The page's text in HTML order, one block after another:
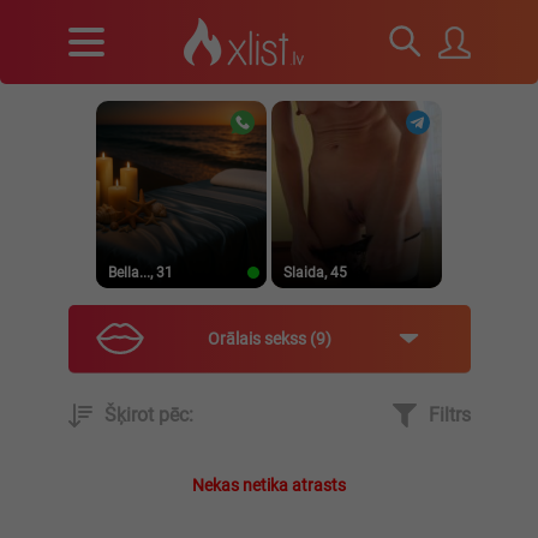
Bella..., 31 Slaida, 45
Orālais sekss 9
Šķirot pēc: Filtrs
Nekas netika atrasts